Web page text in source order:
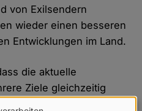
von Exilsendern
wieder einen besseren
Entwicklungen im Land.
die aktuelle
Ziele gleichzeitig